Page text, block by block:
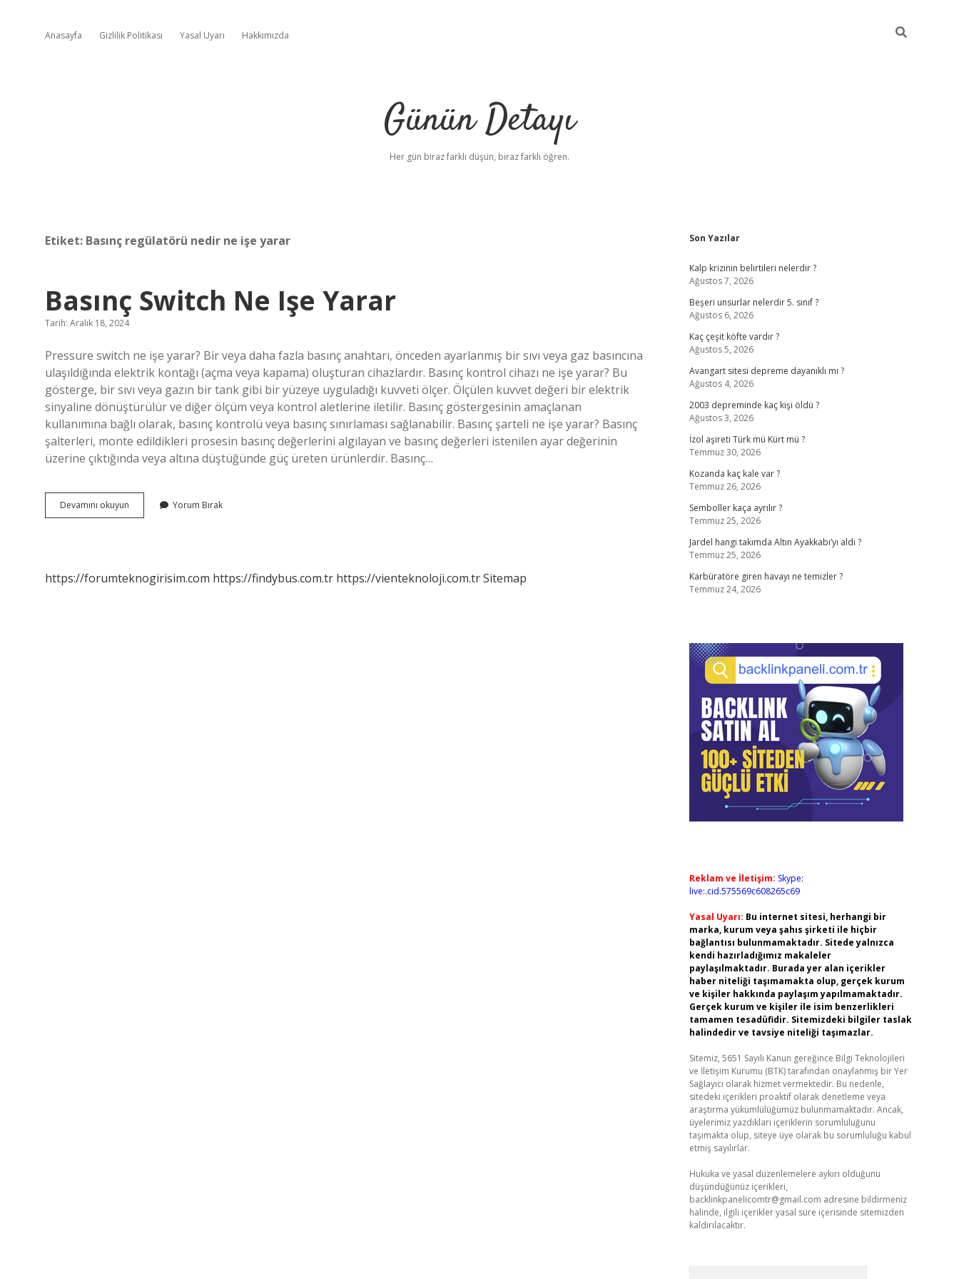
Anasayfa Gizlilik Politikası Yasal Uyarı Hakkımızda
Günün Detayı
Her gün biraz farklı düşün, biraz farklı öğren.
Etiket: Basınç regülatörü nedir ne işe yarar
Basınç Switch Ne Işe Yarar
Tarih: Aralık 18, 2024
Pressure switch ne işe yarar? Bir veya daha fazla basınç anahtarı, önceden ayarlanmış bir sıvı veya gaz basıncına
ulaşıldığında elektrik kontağı (açma veya kapama) oluşturan cihazlardır. Basınç kontrol cihazı ne işe yarar? Bu
gösterge, bir sıvı veya gazın bir tank gibi bir yüzeye uyguladığı kuvveti ölçer. Ölçülen kuvvet değeri bir elektrik
sinyaline dönüştürülür ve diğer ölçüm veya kontrol aletlerine iletilir. Basınç göstergesinin amaçlanan
kullanımına bağlı olarak, basınç kontrolü veya basınç sınırlaması sağlanabilir. Basınç şarteli ne işe yarar? Basınç
şalterleri, monte edildikleri prosesin basınç değerlerini algılayan ve basınç değerleri istenilen ayar değerinin
üzerine çıktığında veya altına düştüğünde güç üreten ürünlerdir. Basınç…
Devamını okuyun
Switch
Yorum Bırak
https://forumteknogirisim.com https://findybus.com.tr https://vienteknoloji.com.trSitemap
Sidebar
Son Yazılar
Kalp krizinin belirtileri nelerdir ?
Ağustos 7, 2026
Beşeri unsurlar nelerdir 5. sınıf ?
Ağustos 6, 2026
Kaç çeşit köfte vardır ?
Ağustos 5, 2026
Avangart sitesi depreme dayanıklı mı ?
Ağustos 4, 2026
2003 depreminde kaç kişi öldü ?
Ağustos 3, 2026
İzol aşireti Türk mü Kürt mü ?
Temmuz 30, 2026
Kozanda kaç kale var ?
Temmuz 26, 2026
Semboller kaça ayrılır ?
Temmuz 25, 2026
Jardel hangi takımda Altın Ayakkabı’yı aldı ?
Temmuz 25, 2026
Karbüratöre giren havayı ne temizler ?
Temmuz 24, 2026
Reklam ve İletişim: Skype:
live:.cid.575569c608265c69
Yasal Uyarı: Bu internet sitesi, herhangi bir
marka, kurum veya şahıs şirketi ile hiçbir
bağlantısı bulunmamaktadır. Sitede yalnızca
kendi hazırladığımız makaleler
paylaşılmaktadır. Burada yer alan içerikler
haber niteliği taşımamakta olup, gerçek kurum
ve kişiler hakkında paylaşım yapılmamaktadır.
Gerçek kurum ve kişiler ile isim benzerlikleri
tamamen tesadüfidir. Sitemizdeki bilgiler taslak
halindedir ve tavsiye niteliği taşımazlar.
Sitemiz, 5651 Sayılı Kanun gereğince Bilgi Teknolojileri
ve İletişim Kurumu (BTK) tarafından onaylanmış bir Yer
Sağlayıcı olarak hizmet vermektedir. Bu nedenle,
sitedeki içerikleri proaktif olarak denetleme veya
araştırma yükümlülüğümüz bulunmamaktadır. Ancak,
üyelerimiz yazdıkları içeriklerin sorumluluğunu
taşımakta olup, siteye üye olarak bu sorumluluğu kabul
etmiş sayılırlar.
Hukuka ve yasal düzenlemelere aykırı olduğunu
düşündüğünüz içerikleri,
backlinkpanelicomtr@gmail.com adresine bildirmeniz
halinde, ilgili içerikler yasal süre içerisinde sitemizden
kaldırılacaktır.